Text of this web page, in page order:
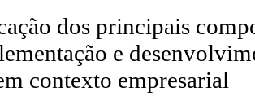
dos principais
e
contexto empresarial